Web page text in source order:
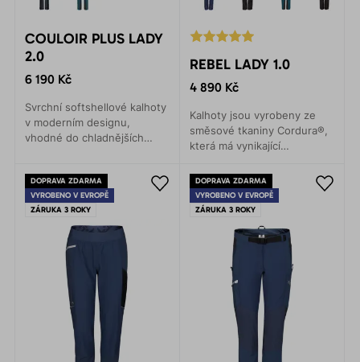
COULOIR PLUS LADY
2.0
6 190 Kč
Svrchní softshellové kalhoty
v moderním designu,
vhodné do chladnějších
lyžování.
REBEL LADY 1.0
4 890 Kč
Kalhoty jsou vyrobeny ze
směsové tkaniny Cordura®,
která má vynikající
Vnitřní počesaný
polyesterový materiál hřeje
a odvádí vlhkost od těla ven.
DOPRAVA ZDARMA
VYROBENO V EVROPĚ
ZÁRUKA 3 ROKY
DOPRAVA ZDARMA
VYROBENO V EVROPĚ
ZÁRUKA 3 ROKY